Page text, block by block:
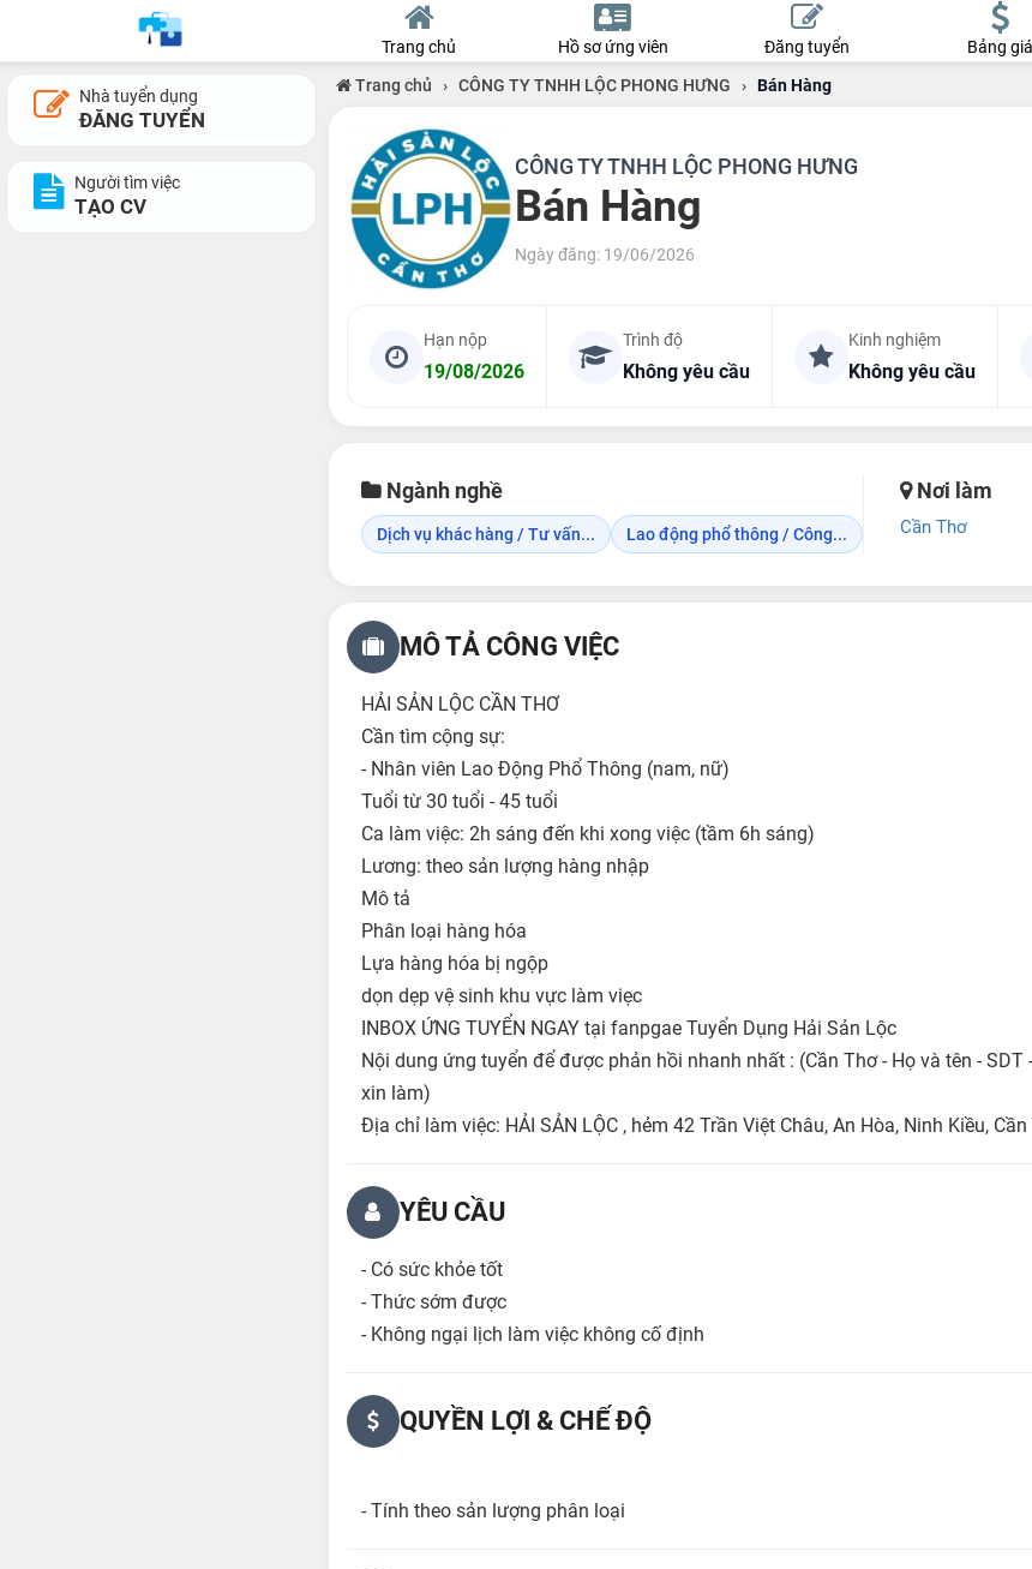
Trang chủ Hồ sơ ứng viên Đăng tuyển Bảng giá
Nhà tuyển dụng
ĐĂNG TUYỂN
Người tìm việc
TẠO CV
Trang chủ › CÔNG TY TNHH LỘC PHONG HƯNG › Bán Hàng
CÔNG TY TNHH LỘC PHONG HƯNG
Bán Hàng
Ngày đăng: 19/06/2026
Hạn nộp
19/08/2026
Trình độ
Không yêu cầu
Kinh nghiệm
Không yêu cầu
Ngành nghề
Dịch vụ khác hàng / Tư vấn... Lao động phổ thông / Công...
Nơi làm
Cần Thơ
MÔ TẢ CÔNG VIỆC
HẢI SẢN LỘC CẦN THƠ
Cần tìm cộng sự:
- Nhân viên Lao Động Phổ Thông (nam, nữ)
Tuổi từ 30 tuổi - 45 tuổi
Ca làm việc: 2h sáng đến khi xong việc (tầm 6h sáng)
Lương: theo sản lượng hàng nhập
Mô tả
Phân loại hàng hóa
Lựa hàng hóa bị ngộp
dọn dẹp vệ sinh khu vực làm viẹc
INBOX ỨNG TUYỂN NGAY tại fanpgae Tuyển Dụng Hải Sản Lộc
Nội dung ứng tuyển để được phản hồi nhanh nhất : (Cần Thơ - Họ và tên - SDT
xin làm)
Địa chỉ làm việc: HẢI SẢN LỘC , hẻm 42 Trần Việt Châu, An Hòa, Ninh Kiều,
YÊU CẦU
- Có sức khỏe tốt
- Thức sớm được
- Không ngại lịch làm việc không cố định
QUYỀN LỢI & CHẾ ĐỘ
- Tính theo sản lượng phân loại